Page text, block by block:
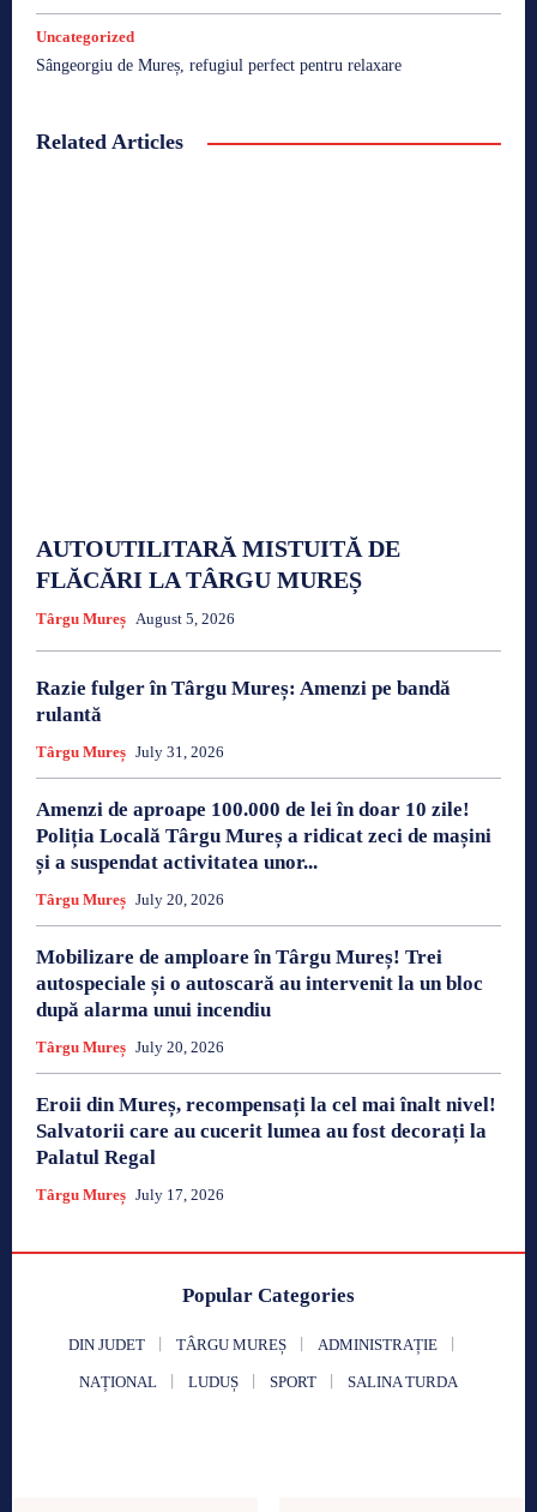
Uncategorized
Sângeorgiu de Mureș, refugiul perfect pentru relaxare
Related Articles
AUTOUTILITARĂ MISTUITĂ DE
FLĂCĂRI LA TÂRGU MUREȘ
Târgu Mureș August 5, 2026
Razie fulger în Târgu Mureș: Amenzi pe bandă
rulantă
Târgu Mureș July 31, 2026
Amenzi de aproape 100.000 de lei în doar 10 zile!
Poliția Locală Târgu Mureș a ridicat zeci de mașini
și a suspendat activitatea unor...
Târgu Mureș July 20, 2026
Mobilizare de amploare în Târgu Mureș! Trei
autospeciale și o autoscară au intervenit la un bloc
după alarma unui incendiu
Târgu Mureș July 20, 2026
Eroii din Mureș, recompensați la cel mai înalt nivel!
Salvatorii care au cucerit lumea au fost decorați la
Palatul Regal
Târgu Mureș July 17, 2026
Popular Categories
DIN JUDET TÂRGU MUREȘ ADMINISTRAȚIE
NAȚIONAL LUDUȘ SPORT SALINA TURDA